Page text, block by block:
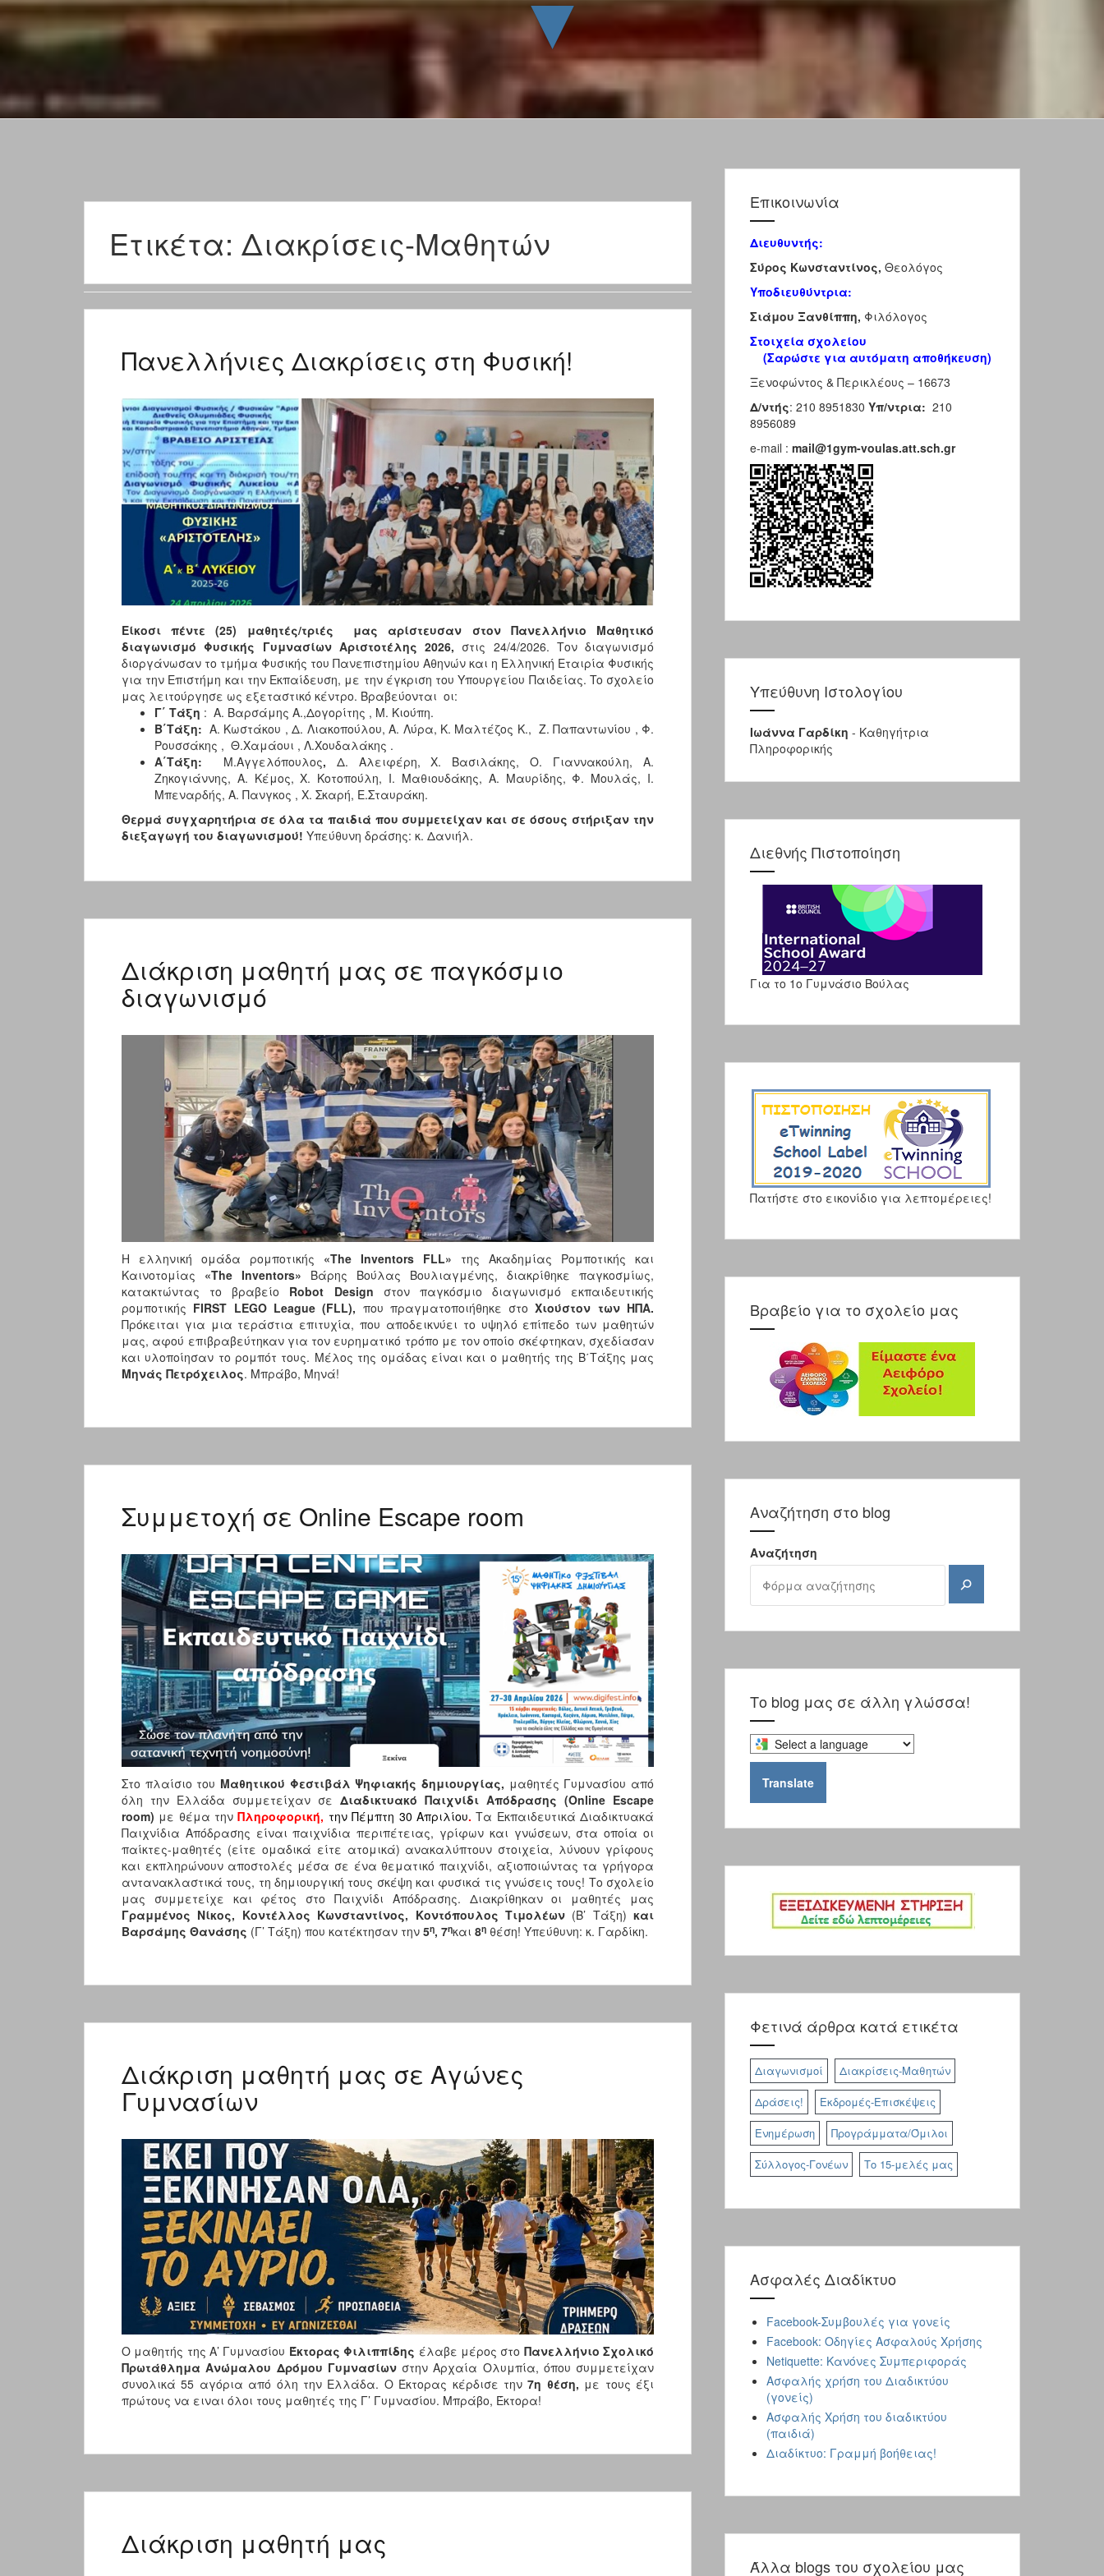
▼
Ετικέτα: Διακρίσεις-Μαθητών
Πανελλήνιες Διακρίσεις στη Φυσική!
Είκοσι πέντε (25) μαθητές/τριές μας αρίστευσαν
στον Πανελλήνιο Μαθητικό
διαγωνισμό Φυσικής Γυμνασίων Αριστοτέλης 2026, στις 24/4/2026. Τον διαγωνισμό
διοργάνωσαν το τμήμα Φυσικής του Πανεπιστημίου Αθηνών και η Ελληνική Εταιρία Φυσικής
για την Επιστήμη και την Εκπαίδευση, με την έγκριση του Υπουργείου Παιδείας. To σχολείο
μας λειτούργησε ως εξεταστικό κέντρο. Βραβεύονται οι:
Γ΄ Τάξη : Α. Βαρσάμης Α.,Δογορίτης , Μ. Κιούπη.
Β΄Τάξη: Α. Κωστάκου , Δ. Λιακοπούλου, Α. Λύρα, Κ. Μαλτέζος Κ., Ζ. Παπαντωνίου , Φ.
Ρουσσάκης , Θ.Χαμάουι , Λ.Χουδαλάκης .
Α΄Τάξη: Μ.Αγγελόπουλος, Δ. Αλειφέρη, Χ. Βασιλάκης, Ο. Γιαννακούλη, Α.
Ζηκογιάννης, Α. Κέμος, Χ. Κοτοπούλη, Ι. Μαθιουδάκης, Α. Μαυρίδης, Φ. Μουλάς, Ι.
Μπεναρδής, Α. Πανγκος , Χ. Σκαρή, Ε.Σταυράκη.
Θερμά συγχαρητήρια σε όλα τα παιδιά που συμμετείχαν και σε όσους στήριξαν την
διεξαγωγή του διαγωνισμού! Υπεύθυνη δράσης: κ. Δανιήλ.
Διάκριση μαθητή μας σε παγκόσμιο
διαγωνισμό
Η ελληνική ομάδα ρομποτικής «The Inventors FLL» της Ακαδημίας Ρομποτικής και
Καινοτομίας «The Inventors» Βάρης Βούλας Βουλιαγμένης, διακρίθηκε παγκοσμίως,
κατακτώντας το βραβείο Robot Design στον παγκόσμιο διαγωνισμό εκπαιδευτικής
ρομποτικής FIRST LEGO League (FLL), που πραγματοποιήθηκε στοΧιούστον των ΗΠΑ.
Πρόκειται για μια τεράστια επιτυχία, που αποδεικνύει το υψηλό επίπεδο των μαθητών
μας, αφού επιβραβεύτηκαν για τον ευρηματικό τρόπο με τον οποίο σκέφτηκαν, σχεδίασαν
και υλοποίησαν το ρομπότ τους. Μέλος της ομάδας είναι και ο μαθητής της Β΄Τάξης μας
Μηνάς Πετρόχειλος. Μπράβο, Μηνά!
Συμμετοχή σε Online Escape room
Στο πλαίσιο του Μαθητικού Φεστιβάλ Ψηφιακής δημιουργίας, μαθητές Γυμνασίου από
όλη την Ελλάδα συμμετείχαν σε Διαδικτυακό Παιχνίδι Απόδρασης (Online Escape
room) με θέμα τηνΠληροφορική, την Πέμπτη 30 Απριλίου. Tα Εκπαιδευτικά Διαδικτυακά
Παιχνίδια Απόδρασης είναι παιχνίδια περιπέτειας, γρίφων και γνώσεων, στα οποία οι
παίκτες-μαθητές (είτε ομαδικά είτε ατομικά) ανακαλύπτουν στοιχεία, λύνουν γρίφους
και εκπληρώνουν αποστολές μέσα σε ένα θεματικό παιχνίδι, αξιοποιώντας τα γρήγορα
αντανακλαστικά τους, τη δημιουργική τους σκέψη και φυσικά τις γνώσεις τους! Το σχολείο
μας συμμετείχε και φέτος στο Παιχνίδι Απόδρασης. Διακρίθηκαν οι μαθητές μας
Γραμμένος Νίκος, Κοντέλλος Κωνσταντίνος, Κοντόπουλος Τιμολέων (Β’ Τάξη) και
Βαρσάμης Θανάσης (Γ’ Τάξη) που κατέκτησαν την 5η, 7ηκαι 8η θέση! Υπεύθυνη: κ. Γαρδίκη.
Διάκριση μαθητή μας σε Αγώνες
Γυμνασίων
Ο μαθητής της Α’ Γυμνασίου Έκτορας Φιλιππίδης έλαβε μέρος στο Πανελλήνιο Σχολικό
Πρωτάθλημα Ανώμαλου Δρόμου Γυμνασίωνστην Αρχαία Ολυμπία, όπου συμμετείχαν
συνολικά 55 αγόρια από όλη την Ελλάδα. Ο Έκτορας κέρδισε την7η θέση, με τους έξι
πρώτους να ειναι όλοι τους μαθητές της Γ’ Γυμνασίου. Μπράβο, Έκτορα!
Διάκριση μαθητή μας
Επικοινωνία
Διευθυντής:
Σύρος Κωνσταντίνος, Θεολόγος
Υποδιευθύντρια:
Σιάμου Ξανθίππη, Φιλόλογος
Στοιχεία σχολείου
(Σαρώστε για αυτόματη αποθήκευση)
Ξενοφώντος & Περικλέους – 16673
Δ/ντής: 210 8951830 Υπ/ντρια: 210
8956089
e-mail : mail@1gym-voulas.att.sch.gr
Υπεύθυνη Ιστολογίου
Ιωάννα Γαρδίκη - Καθηγήτρια
Πληροφορικής
Διεθνής Πιστοποίηση
Για το 1ο Γυμνάσιο Βούλας
Πατήστε στο εικονίδιο για λεπτομέρειες!
Βραβείο για το σχολείο μας
Αναζήτηση στο blog
Αναζήτηση
Αναζήτηση
Το blog μας σε άλλη γλώσσα!
Select
a
language
translate
this
Translate
Φετινά άρθρα κατά ετικέτα
Διαγωνισμοί
Διακρίσεις-Μαθητών
Δράσεις!
Εκδρομές-Επισκέψεις
Ενημέρωση
Προγράμματα/Όμιλοι
Σύλλογος-Γονέων
Το 15-μελές μας
Ασφαλές Διαδίκτυo
Facebook-Συμβουλές για γονείς
Facebook: Οδηγίες Ασφαλούς Χρήσης
Netiquette: Κανόνες Συμπεριφοράς
Ασφαλής χρήση του Διαδικτύου
(γονείς)
Ασφαλής Χρήση του διαδικτύου
(παιδιά)
Διαδίκτυο: Γραμμή βοήθειας!
Άλλα blogs του σχολείου μας